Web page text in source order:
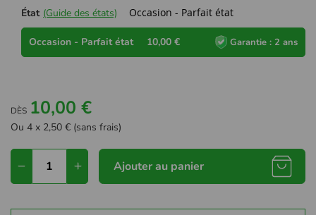
État (Guide des états) Occasion - Parfait état
Occasion - Parfait état 10,00 € Garantie : 2 ans
DÈS 10,00 €
Ou 4 x 2,50 € (sans frais)
Ajouter au panier